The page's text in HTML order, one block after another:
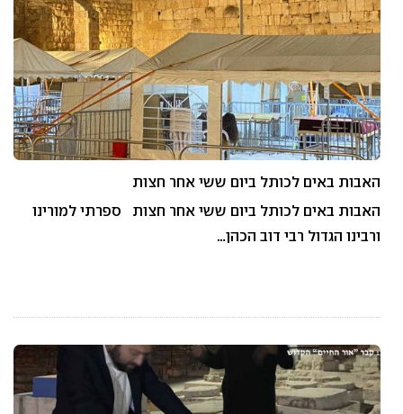
האבות באים לכותל ביום ששי אחר חצות
האבות באים לכותל ביום ששי אחר חצות ספרתי למורינו
ורבינו הגדול רבי דוב הכהן…